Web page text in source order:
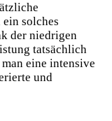
solches
der niedrigen
tatsächlich
eine intensive
und